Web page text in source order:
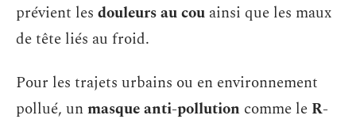
prévient les douleurs au cou ainsi que les maux
de tête liés au froid.
Pour les trajets urbains ou en environnement
pollué, unmasque anti-pollution comme le R-